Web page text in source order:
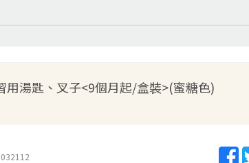
用湯匙、叉子<9個月起/盒裝>(蜜糖色)